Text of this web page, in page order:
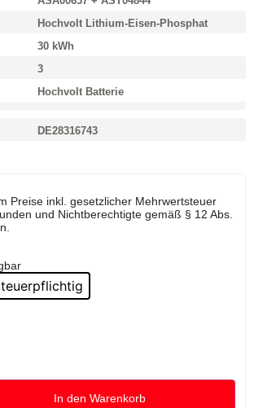
Hochvolt Lithium-Eisen-Phosphat
30 kWh
3
Hochvolt Batterie
DE28316743
Preise inkl. gesetzlicher Mehrwertsteuer
und Nichtberechtigte gemäß § 12 Abs.
In den Warenkorb